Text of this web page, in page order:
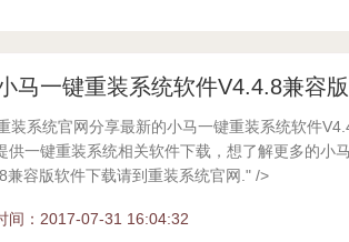
马一键重装系统软件V4.4.8兼容
统
装系统官网分享最新的小马一键重装系统软件
供一键重装系统相关软件下载，想了解更多的小
兼容版软件下载请到重装系统官网." />
间：2017-07-31 16:04:32